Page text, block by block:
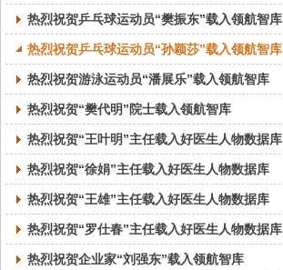
热烈祝贺乒乓球运动员“樊振东”载入领航智库
热烈祝贺乒乓球运动员“孙颖莎”载入领航智库
热烈祝贺游泳运动员“潘展乐”载入领航智库
热烈祝贺“樊代明”院士载入领航智库
热烈祝贺“王叶明”主任载入好医生人物数据库
热烈祝贺“徐娟”主任载入好医生人物数据库
热烈祝贺“王雄”主任载入好医生人物数据库
热烈祝贺“罗仕春”主任载入好医生人物数据库
热烈祝贺企业家“刘强东”载入领航智库